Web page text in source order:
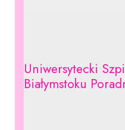
Uniwersytecki
Białymstoku